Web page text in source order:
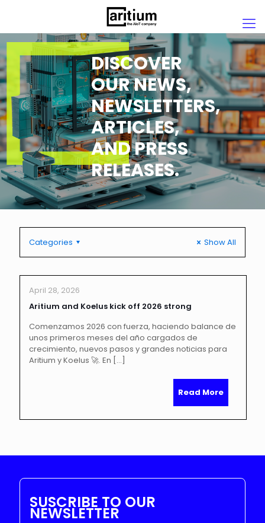
DISCOVER
OUR NEWS,
NEWSLETTERS,
ARTICLES,
AND PRESS
RELEASES.
Categories Show All
April 28, 2026
Aritium and Koelus kick off 2026 strong
Comenzamos 2026 con fuerza, haciendo balance de
unos primeros meses del año cargados de
crecimiento, nuevos pasos y grandes noticias para
Aritium y Koelus 🚀. En […]
Read More
SUSCRIBE TO OUR
NEWSLETTER